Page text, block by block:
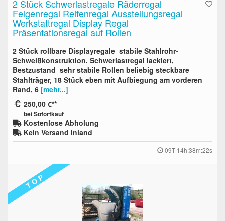
2 Stück Schwerlastregale Räderregal
Felgenregal Reifenregal Ausstellungsregal
Werkstattregal Display Regal
Präsentationsregal auf Rollen
2 Stück rollbare Displayregale stabile Stahlrohr-
Schweißkonstruktion. Schwerlastregal lackiert,
Bestzustand sehr stabile Rollen beliebig steckbare
Stahlträger, 18 Stück eben mit Aufbiegung am vorderen
Rand, 6 [mehr...]
250,00 €
bei Sofortkauf
Kostenlose Abholung
Kein Versand Inland
09T 14h:38m:21s
T O P